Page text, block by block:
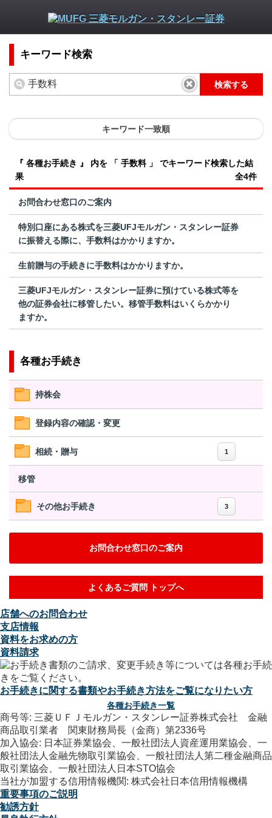
キーワード検索
検索する
キーワード一致順
『 各種お手続き 』 内を 「 手数料 」 でキーワード検索した結
果
全4件
お問合わせ窓口のご案内
特別口座にある株式を三菱UFJモルガン・スタンレー証券
に振替える際に、手数料はかかりますか。
生前贈与の手続きに手数料はかかりますか。
三菱UFJモルガン・スタンレー証券に預けている株式等を
他の証券会社に移管したい。移管手数料はいくらかかり
ますか。
各種お手続き
持株会
登録内容の確認・変更
相続・贈与 1
移管
その他お手続き 3
お問合わせ窓口のご案内
よくあるご質問 トップへ
店舗へのお問合わせ
支店情報
資料をお求めの方
資料請求
お手続きに関する書類やお手続き方法をご覧になりたい方
各種お手続き一覧
商号等: 三菱ＵＦＪモルガン・スタンレー証券株式会社 金融
商品取引業者 関東財務局長（金商）第2336号
加入協会: 日本証券業協会、一般社団法人資産運用業協会、一
般社団法人金融先物取引業協会、一般社団法人第二種金融商品
取引業協会、一般社団法人日本STO協会
当社が加盟する信用情報機関: 株式会社日本信用情報機構
重要事項のご説明
勧誘方針